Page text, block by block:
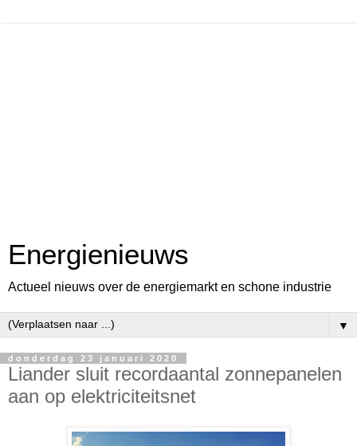
Energienieuws
Actueel nieuws over de energiemarkt en schone industrie
▼
donderdag 23 januari 2020
Liander sluit recordaantal zonnepanelen
aan op elektriciteitsnet